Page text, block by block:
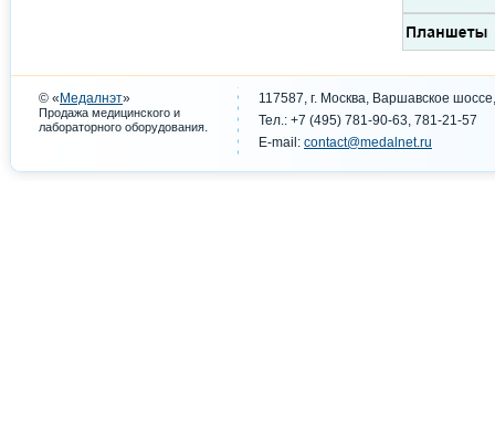
© « Медалнэт»
Продажа медицинского и
лабораторного оборудования.
117587, г. Москва, Варшавское
Тел.: +7 (495) 781-90-63, 781-21-57
E-mail: contact@medalnet.ru